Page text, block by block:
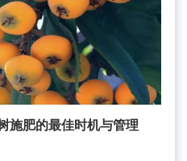
施肥的最佳时机与管理